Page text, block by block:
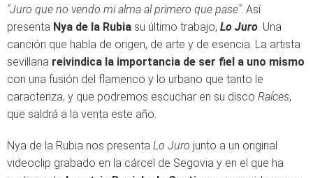
"Juro que no vendo mi alma al primero que pase". Así
presenta Nya de la Rubia su último trabajo, Lo Juro. Una
canción que habla de origen, de arte y de esencia. La artista
sevillana reivindica la importancia de ser fiel a uno mismo
con una fusión del flamenco y lo urbano que tanto le
caracteriza, y que podremos escuchar en su disco Raíces,
que saldrá a la venta este año.
Nya de la Rubia nos presenta Lo Juro junto a un original
videoclip grabado en la cárcel de Segovia y en el que ha